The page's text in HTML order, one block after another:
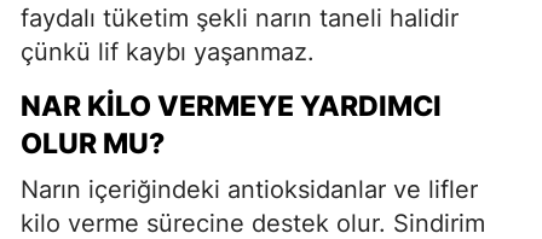
faydalı tüketim şekli narın taneli halidir
çünkü lif kaybı yaşanmaz.
NAR KILO VERMEYE YARDIMCI
OLUR MU?
Narın içeriğindeki antioksidanlar ve lifler
kilo verme sürecine destek olur. Sindirim